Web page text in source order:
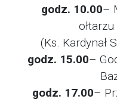
godz. 10.00–
(Ks. Kardynał
godz. 15.00–
godz. 17.00–